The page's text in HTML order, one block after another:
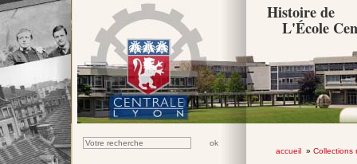
Histoire de
L'École
accueil» Collections